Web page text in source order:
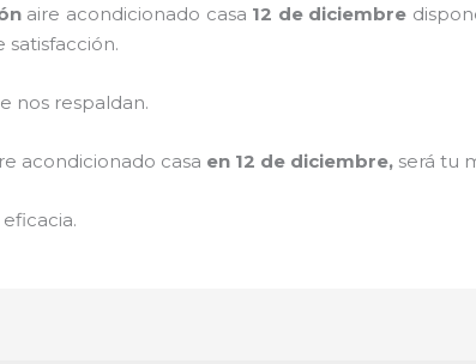
aire acondicionado casa 12 de diciembre
nos respaldan.
acondicionado casa en 12 de diciembre, será tu